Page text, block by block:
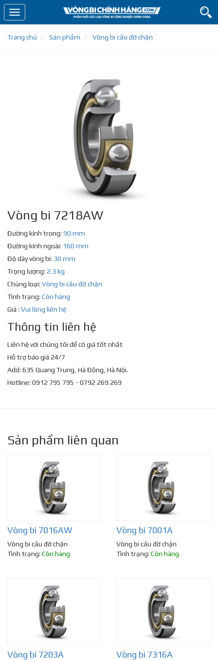
Toggle
navigation
Trang chủ
Sản phẩm Vòng bi cầu đỡ chặn
Vòng bi 7218AW
Đường kính trong: 90 mm
Đường kính ngoài: 160 mm
Độ dày vòng bi: 30 mm
Trọng lượng: 2.3 kg
Chủng loại: Vòng bi cầu đỡ chặn
Tình trạng: Còn hàng
Giá : Vui lòng liên hệ
Thông tin liên hệ
Liên hệ với chúng tôi để có giá tốt nhất
Hỗ trợ báo giá 24/7
Add: 635 Quang Trung, Hà Đông, Hà Nội.
Hotline: 0912 795 795 - 0792 269 269
Sản phẩm liên quan
Vòng bi 7016AW
Vòng bi cầu đỡ chặn
Tình trạng: Còn hàng
Vòng bi 7001A
Vòng bi cầu đỡ chặn
Tình trạng: Còn hàng
Vòng bi 7203A Vòng bi 7316A